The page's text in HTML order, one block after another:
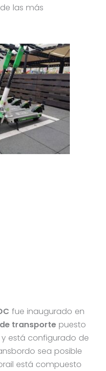
las más
fue inaugurado en
transportepuesto
está configurado de
sea posible
está compuesto